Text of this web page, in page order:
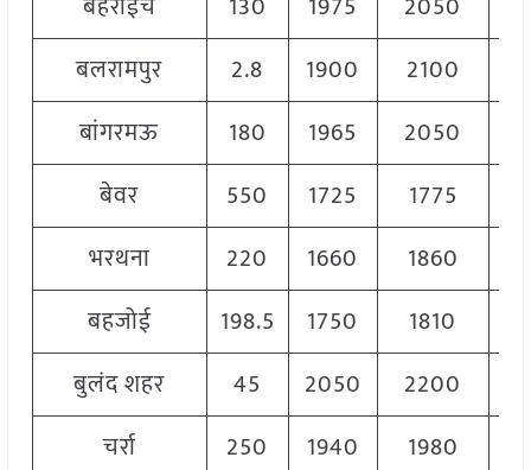
बलरामपुर
2.8 1900 2100
बांगरमऊ
180 1965 2050
बेवर
550 1725 1775
भरथना
220 1660 1860
बहजोई
198.5 1750 1810
बुलंद शहर
45 2050 2200
चर्रा
250 1940 1980